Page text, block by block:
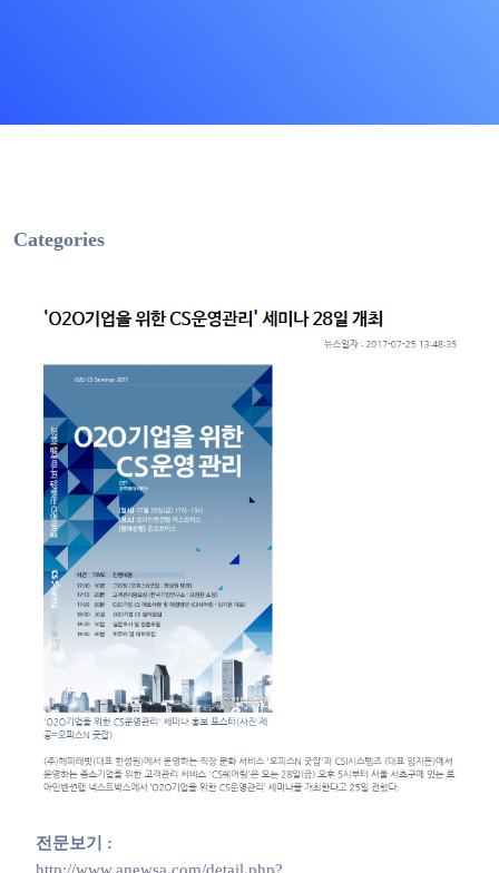
Categories
전문보기 :
http://www.anewsa.com/detail.php?